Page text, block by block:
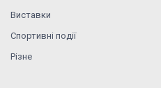
Виставки
Спортивні події
Різне